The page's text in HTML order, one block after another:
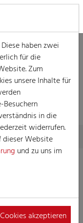
Köln
Zündorf“
haben zwei
für die
Zum
unsere Inhalte für
in die
widerrufen.
dieser Website
und zu uns im
akzeptieren